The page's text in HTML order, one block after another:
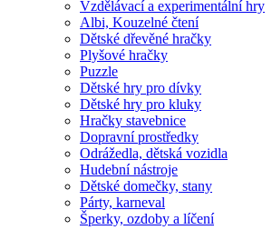
Vzdělávací a experimentální hry
Albi, Kouzelné čtení
Dětské dřevěné hračky
Plyšové hračky
Puzzle
Dětské hry pro dívky
Dětské hry pro kluky
Hračky stavebnice
Dopravní prostředky
Odrážedla, dětská vozidla
Hudební nástroje
Dětské domečky, stany
Párty, karneval
Šperky, ozdoby a líčení